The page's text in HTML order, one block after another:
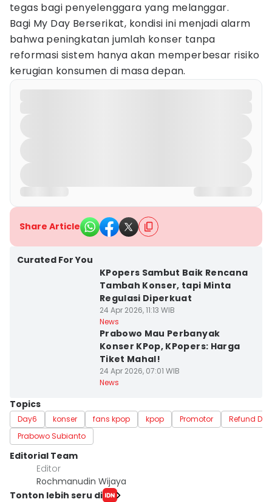
tegas bagi penyelenggara yang melanggar.
Bagi My Day Berserikat, kondisi ini menjadi alarm
bahwa peningkatan jumlah konser tanpa
reformasi sistem hanya akan memperbesar risiko
kerugian konsumen di masa depan.
Share Article
Curated For You
KPopers Sambut Baik Rencana
Tambah Konser, tapi Minta
Regulasi Diperkuat
24 Apr 2026, 11:13 WIB
News
Prabowo Mau Perbanyak
Konser KPop, KPopers: Harga
Tiket Mahal!
24 Apr 2026, 07:01 WIB
News
Topics
Day6 konser fans kpop kpop Promotor
Refund
Prabowo Subianto
Editorial Team
Editor
Rochmanudin Wijaya
Tonton lebih seru di